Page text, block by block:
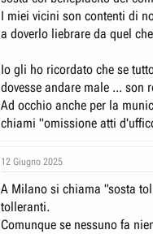
I miei vicini son contenti di
a doverlo liebrare da quel
Io gli ho ricordato che se
dovesse andare male ... son
Ad occhio anche per la
chiami "omissione atti
12 Giugno 2025
A Milano si chiama "sosta
tolleranti.
Comunque se nessuno fa